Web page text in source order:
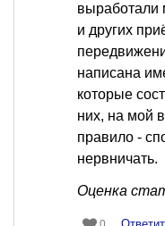
выработали
и других
написана
которые
них, на мой
правило -
нервничать.
Оценка